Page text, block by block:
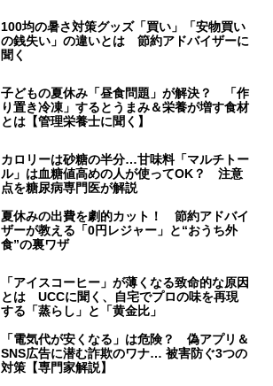
100均の暑さ対策グッズ「買い」「安物買い
の銭失い」の違いとは 節約アドバイザーに
聞く
子どもの夏休み「昼食問題」が解決？ 「作
り置き冷凍」するとうまみ＆栄養が増す食材
とは【管理栄養士に聞く】
カロリーは砂糖の半分…甘味料「マルチトー
ル」は血糖値高めの人が使ってOK？ 注意
点を糖尿病専門医が解説
夏休みの出費を劇的カット！ 節約アドバイ
ザーが教える「0円レジャー」と“おうち外
食”の裏ワザ
「アイスコーヒー」が薄くなる致命的な原因
とは UCCに聞く、自宅でプロの味を再現
する「蒸らし」と「黄金比」
「電気代が安くなる」は危険？ 偽アプリ＆
SNS広告に潜む詐欺のワナ… 被害防ぐ3つの
対策【専門家解説】